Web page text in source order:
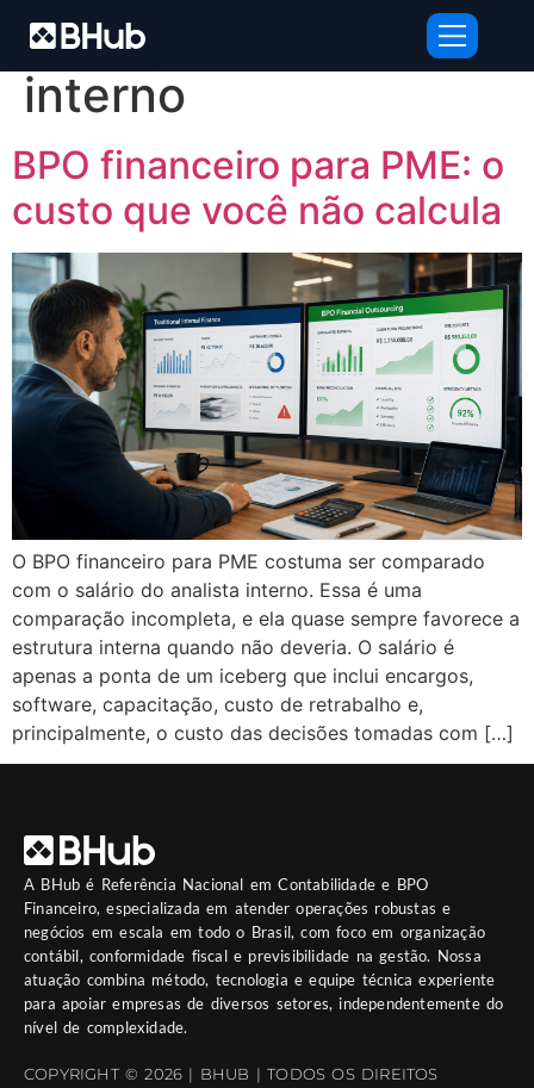
Tag:custo financeiro
interno
BPO financeiro para PME: o
custo que você não calcula
O BPO financeiro para PME costuma ser comparado
com o salário do analista interno. Essa é uma
comparação incompleta, e ela quase sempre favorece a
estrutura interna quando não deveria. O salário é
apenas a ponta de um iceberg que inclui encargos,
software, capacitação, custo de retrabalho e,
principalmente, o custo das decisões tomadas com […]
A BHub é Referência Nacional em Contabilidade e BPO
Financeiro, especializada em atender operações robustas e
negócios em escala em todo o Brasil, com foco em organização
contábil, conformidade fiscal e previsibilidade na gestão. Nossa
atuação combina método, tecnologia e equipe técnica experiente
para apoiar empresas de diversos setores, independentemente do
nível de complexidade.
COPYRIGHT © 2026 | BHUB | TODOS OS DIREITOS